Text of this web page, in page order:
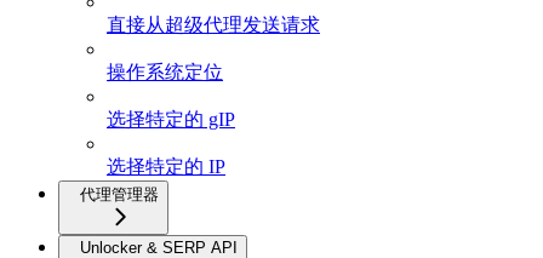
直接从超级代理发送请求
操作系统定位
选择特定的 gIP
选择特定的 IP
代理管理器
Unlocker & SERP API